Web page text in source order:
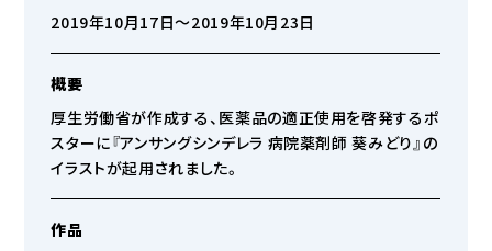
2019年10月17日～2019年10月23日
概要
厚生労働省が作成する、医薬品の適正使用を啓発するポ
スターに『アンサングシンデレラ 病院薬剤師 葵みどり』の
イラストが起用されました。
作品